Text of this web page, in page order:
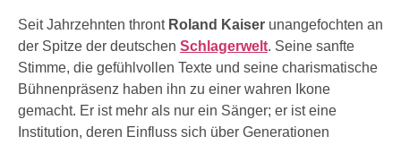
Seit Jahrzehnten thront Roland Kaiser unangefochten an
der Spitze der deutschen Schlagerwelt. Seine sanfte
Stimme, die gefühlvollen Texte und seine charismatische
Bühnenpräsenz haben ihn zu einer wahren Ikone
gemacht. Er ist mehr als nur ein Sänger; er ist eine
Institution, deren Einfluss sich über Generationen